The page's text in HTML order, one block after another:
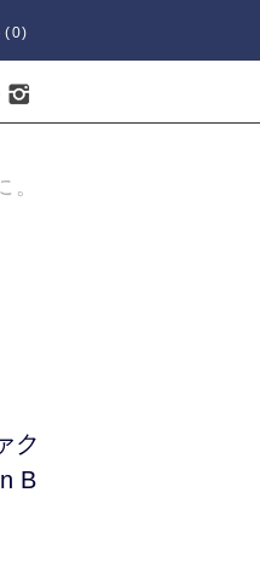
(0)
。
ク
B